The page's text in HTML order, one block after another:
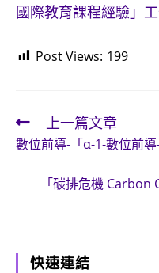
國際教育課程經驗」
Post Views: 199
Read
more
articles
上一篇文章
數位前導-「α-1-數位前
「碳排危機
快速連結